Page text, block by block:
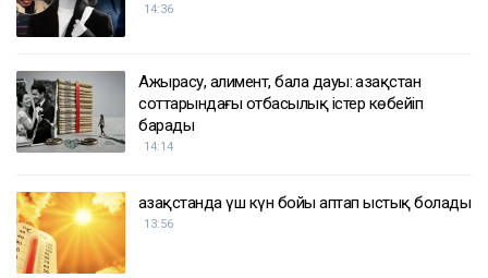
14:36
Ажырасу, алимент, бала дауы: Қазақстан
соттарындағы отбасылық істер көбейіп
барады
14:14
Қазақстанда үш күн бойы аптап ыстық болады
13:56